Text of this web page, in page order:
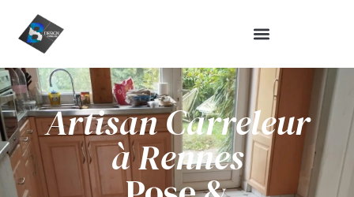
Artisan Carreleur
à Rennes